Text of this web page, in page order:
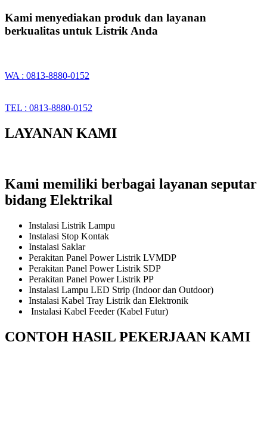
Kami menyediakan produk dan layanan
berkualitas untuk Listrik Anda
WA : 0813-8880-0152
TEL : 0813-8880-0152
LAYANAN KAMI
Kami memiliki berbagai layanan seputar
bidang Elektrikal
Instalasi Listrik Lampu
Instalasi Stop Kontak
Instalasi Saklar
Perakitan Panel Power Listrik LVMDP
Perakitan Panel Power Listrik SDP
Perakitan Panel Power Listrik PP
Instalasi Lampu LED Strip (Indoor dan Outdoor)
Instalasi Kabel Tray Listrik dan Elektronik
Instalasi Kabel Feeder (Kabel Futur)
CONTOH HASIL PEKERJAAN KAMI